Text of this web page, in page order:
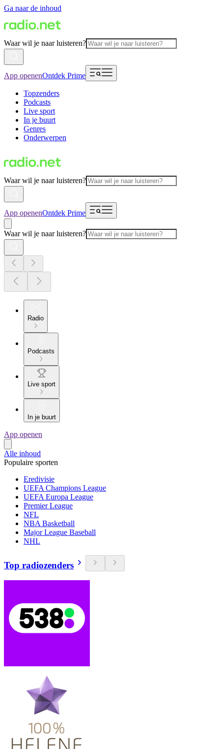
Ga naar de inhoud
Waar wil je naar luisteren?
App openenOntdek Prime
Topzenders
Podcasts
Live sport
In je buurt
Genres
Onderwerpen
Waar wil je naar luisteren?
App openenOntdek Prime
Waar wil je naar luisteren?
Radio
Podcasts
Live sport
In je buurt
App openen
Alle inhoud
Populaire sporten
Eredivisie
UEFA Champions League
UEFA Europa League
Premier League
NFL
NBA Basketball
Major League Baseball
NHL
Top radiozenders